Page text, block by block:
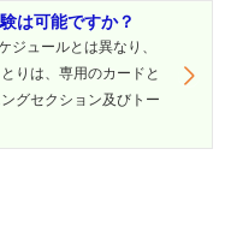
は可能ですか？
ジュールとは異なり、
りは、専用のカードと
グセクション及びトー